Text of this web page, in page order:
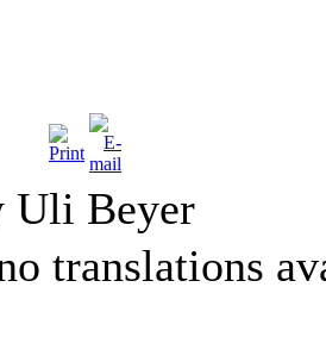
Uli Beyer
translations